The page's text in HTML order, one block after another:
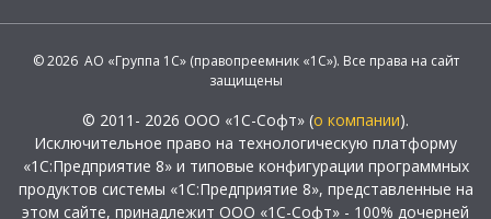
© 2026 АО «Группа 1С» (правопреемник «1С»). Все права на сайт
защищены
© 2011- 2026 ООО «1С-Софт» (о компании).
Исключительное право на технологическую платформу
«1С:Предприятие 8» и типовые конфигурации программных
продуктов системы «1С:Предприятие 8», представленные на
этом сайте, принадлежит ООО «1С-Софт» - 100% дочерней